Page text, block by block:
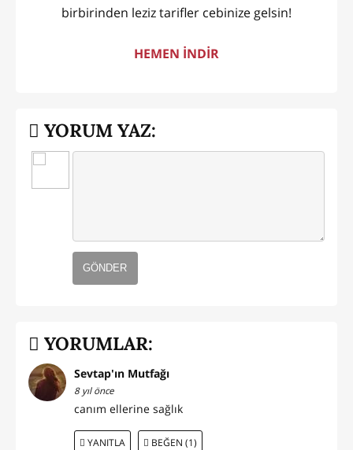
birbirinden leziz tarifler cebinize gelsin!
HEMEN İNDİR
YORUM YAZ:
GÖNDER
YORUMLAR:
Sevtap'ın Mutfağı
8 yıl önce
canım ellerine sağlık
YANITLA BEĞEN (1)